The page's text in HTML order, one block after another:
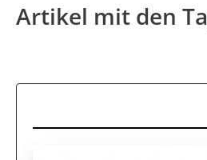
Artikel mit den